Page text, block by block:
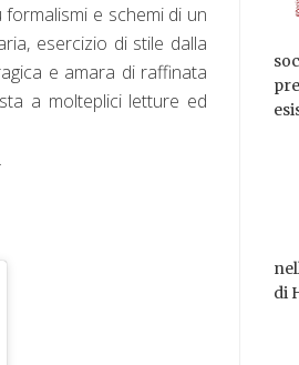
e schemi di un
esercizio di stile dalla
e amara di raffinata
a molteplici letture ed
di